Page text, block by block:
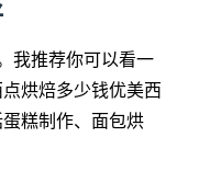
我推荐你可以看一
烘焙多少钱优美西
糕制作、面包烘